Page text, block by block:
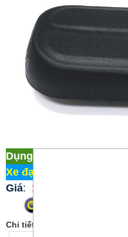
Dụng cụ xe đạp Nệm
Xe đạp Martin 107
Giá: 110.000 đ
Chi tiết: